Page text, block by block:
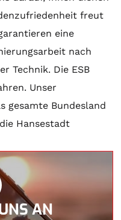
freut
eine
nach
Technik. Die ESB
Unser
gesamte Bundesland
Hansestadt
AN